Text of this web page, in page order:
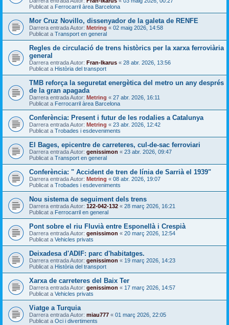
Publicat a Ferrocarril àrea Barcelona
Mor Cruz Novillo, dissenyador de la galeta de RENFE
Darrera entrada Autor: Metring « 02 maig 2026, 14:58
Publicat a Transport en general
Regles de circulació de trens històrics per la xarxa ferroviària
general
Darrera entrada Autor: Fran-Ikarus « 28 abr. 2026, 13:56
Publicat a Història del transport
TMB reforça la seguretat energètica del metro un any després
de la gran apagada
Darrera entrada Autor: Metring « 27 abr. 2026, 16:11
Publicat a Ferrocarril àrea Barcelona
Conferència: Present i futur de les rodalies a Catalunya
Darrera entrada Autor: Metring « 23 abr. 2026, 12:42
Publicat a Trobades i esdeveniments
El Bages, epicentre de carreteres, cul-de-sac ferroviari
Darrera entrada Autor: genissimon « 23 abr. 2026, 09:47
Publicat a Transport en general
Conferència: " Accident de tren de línia de Sarrià el 1939"
Darrera entrada Autor: Metring « 08 abr. 2026, 19:07
Publicat a Trobades i esdeveniments
Nou sistema de seguiment dels trens
Darrera entrada Autor: 122-042-132 « 28 març 2026, 16:21
Publicat a Ferrocarril en general
Pont sobre el riu Fluvià entre Esponellà i Crespià
Darrera entrada Autor: genissimon « 20 març 2026, 12:54
Publicat a Vehicles privats
Deixadesa d'ADIF: parc d'habitatges.
Darrera entrada Autor: genissimon « 19 març 2026, 14:23
Publicat a Història del transport
Xarxa de carreteres del Baix Ter
Darrera entrada Autor: genissimon « 17 març 2026, 14:57
Publicat a Vehicles privats
Viatge a Turquia
Darrera entrada Autor: miau777 « 01 març 2026, 22:05
Publicat a Oci i divertiments